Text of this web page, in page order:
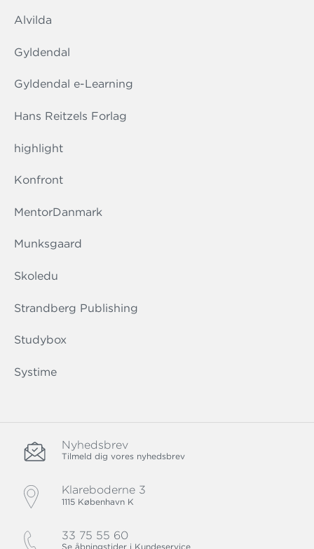
Alvilda
Gyldendal
Gyldendal e-Learning
Hans Reitzels Forlag
highlight
Konfront
MentorDanmark
Munksgaard
Skoledu
Strandberg Publishing
Studybox
Systime
Nyhedsbrev
Tilmeld dig vores nyhedsbrev
Klareboderne 3
1115 København K
33 75 55 60
Se åbningstider i Kundeservice